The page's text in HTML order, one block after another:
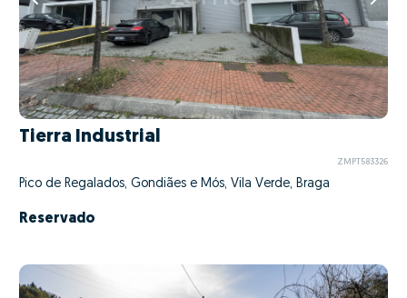
Tierra Industrial
ZMPT583326
Pico de Regalados, Gondiães e Mós, Vila Verde, Braga
Reservado